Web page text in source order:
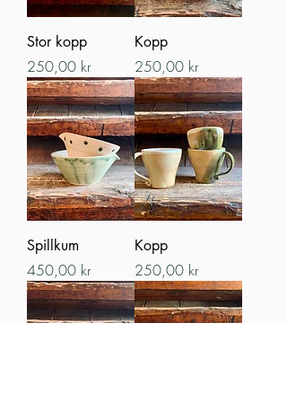
Stor kopp
Pris
250,00 kr
Kopp
Pris
250,00 kr
Spillkum
Pris
450,00 kr
Kopp
Pris
250,00 kr